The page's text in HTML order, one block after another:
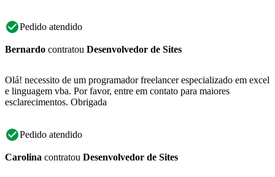
Pedido atendido
Bernardo contratou Desenvolvedor de Sites
Olá! necessito de um programador freelancer especializado em excel
e linguagem vba. Por favor, entre em contato para maiores
esclarecimentos. Obrigada
Pedido atendido
Carolina contratou Desenvolvedor de Sites